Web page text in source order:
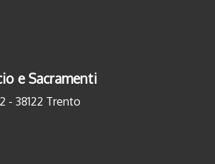
e Sacramenti
- 38122 Trento